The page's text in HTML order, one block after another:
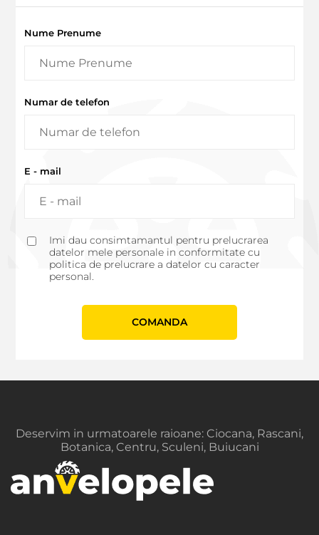
Nume Prenume
Numar de telefon
E - mail
Imi dau consimtamantul pentru prelucrarea
datelor mele personale in conformitate cu
politica de prelucrare a datelor cu caracter
personal.
СOMANDA
Deservim in urmatoarele raioane: Ciocana, Rascani,
Botanica, Centru, Sculeni, Buiucani